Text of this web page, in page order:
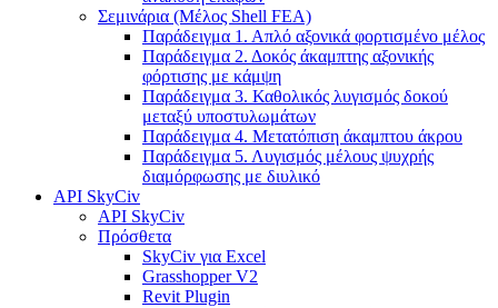
Σεμινάρια (Μέλος Shell FEA)
Παράδειγμα 1. Απλό αξονικά φορτισμένο μέλος
Παράδειγμα 2. Δοκός άκαμπτης αξονικής
φόρτισης με κάμψη
Παράδειγμα 3. Καθολικός λυγισμός δοκού
μεταξύ υποστυλωμάτων
Παράδειγμα 4. Μετατόπιση άκαμπτου άκρου
Παράδειγμα 5. Λυγισμός μέλους ψυχρής
διαμόρφωσης με διυλικό
API SkyCiv
API SkyCiv
Πρόσθετα
SkyCiv για Excel
Grasshopper V2
Revit Plugin